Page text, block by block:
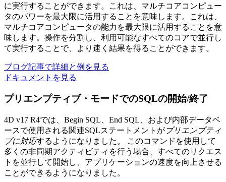
に実行することができます。これは、マルチコアコンピュー
タのパワーを最大限に活用することを意味します。これは、
マルチコアコンピュータの能力を最大限に活用することを意
味します。操作を分割し、利用可能なすべてのコアで並行し
て実行することで、より速く結果を得ることができます。
ブログ記事で詳細と例を見る
ドキュメントを見る
プリエンプティブ・モードでのSQLの開始/終了
4D v17 R4では、 Begin SQL End SQL 、および内部データベ
ースで使用される関連SQLステートメントがプリエンプティ
ブに対応するようになりました。 このコマンドを使用して
多くの非同期アクティビティを行う場合、すべてのリクエス
トを並行して開始し、アプリケーションの速度を向上させる
ことができるようになりました。